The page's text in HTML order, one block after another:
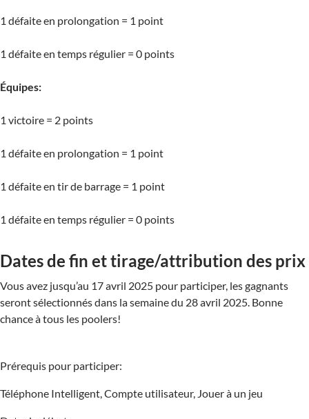
1 défaite en prolongation = 1 point
1 défaite en temps régulier = 0 points
Équipes:
1 victoire = 2 points
1 défaite en prolongation = 1 point
1 défaite en tir de barrage = 1 point
1 défaite en temps régulier = 0 points
Dates de fin et tirage/attribution des prix
Vous avez jusqu’au 17 avril 2025 pour participer, les gagnants
seront sélectionnés dans la semaine du 28 avril 2025. Bonne
chance à tous les poolers!
Prérequis pour participer:
Téléphone Intelligent, Compte utilisateur, Jouer à un jeu